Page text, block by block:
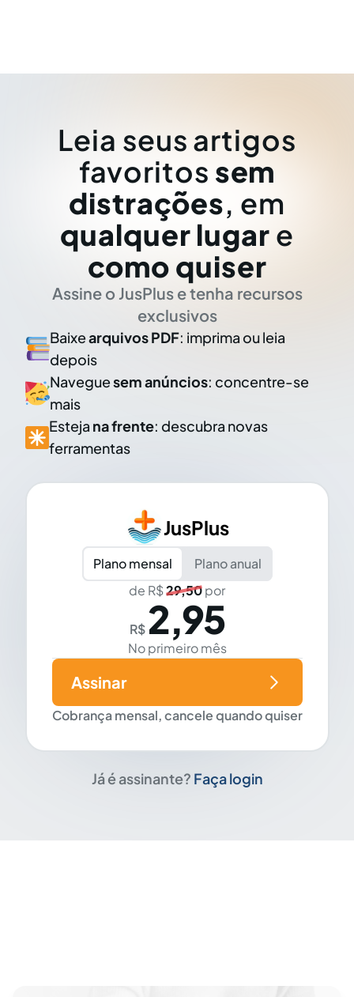
Leia seus artigos
favoritos sem
distrações, em
qualquer lugar e
como quiser
Assine o JusPlus e tenha recursos
exclusivos
Baixearquivos PDF: imprima ou leia
depois
Naveguesem anúncios: concentre-se
mais
Esteja na frente: descubra novas
ferramentas
JusPlus
Plano mensal
Plano anual
de R$29,50por
R$ 2,95
No primeiro mês
Cobrança mensal, cancele quando quiser
Assinar
Já é assinante? Faça login